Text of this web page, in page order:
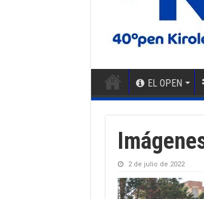
EL OPEN
2 de julio de 2022